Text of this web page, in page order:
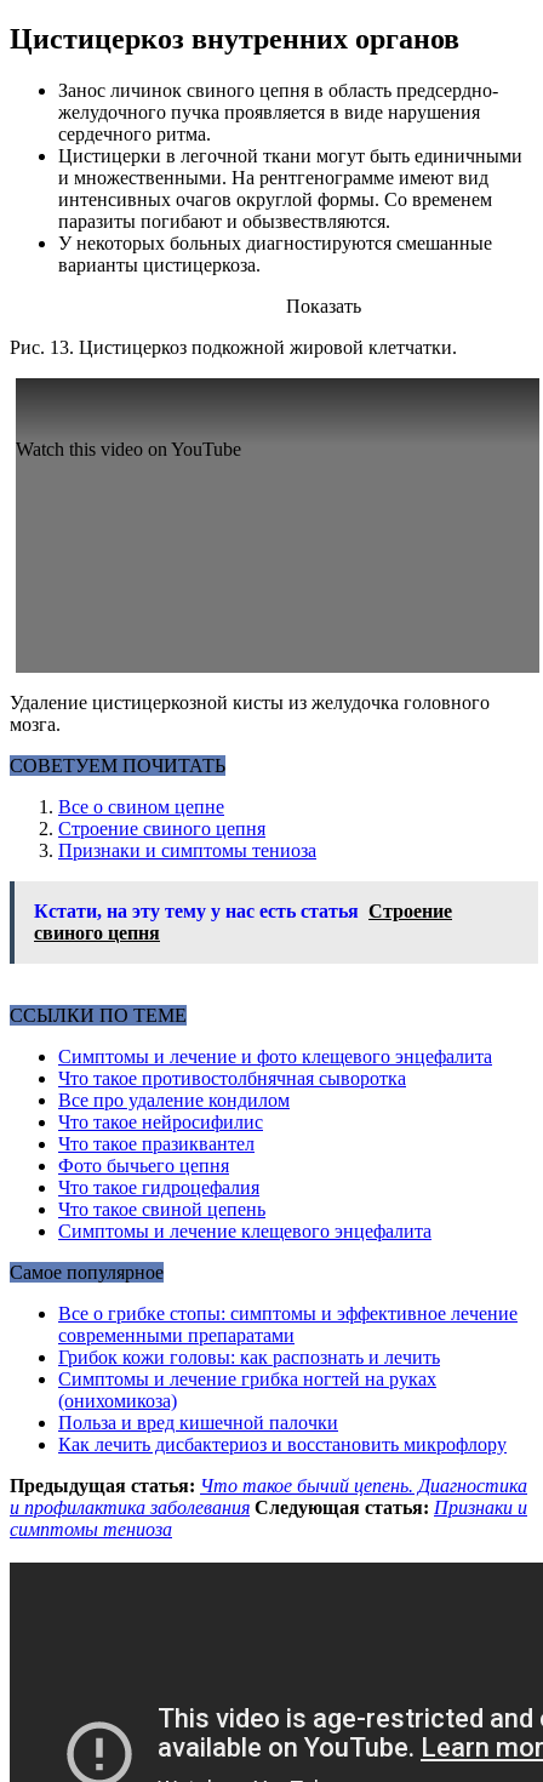
Цистицеркоз внутренних органов
Занос личинок свиного цепня в область предсердно-
желудочного пучка проявляется в виде нарушения
сердечного ритма.
Цистицерки в легочной ткани могут быть единичными
и множественными. На рентгенограмме имеют вид
интенсивных очагов округлой формы. Со временем
паразиты погибают и обызвествляются.
У некоторых больных диагностируются смешанные
варианты цистицеркоза.
Показать
Рис. 13. Цистицеркоз подкожной жировой клетчатки.
Watch this video on YouTube
Удаление цистицеркозной кисты из желудочка головного
мозга.
СОВЕТУЕМ ПОЧИТАТЬ
Все о свином цепне
Строение свиного цепня
Признаки и симптомы тениоза
Кстати, на эту тему у нас есть статья Строение
свиного цепня
ССЫЛКИ ПО ТЕМЕ
Симптомы и лечение и фото клещевого энцефалита
Что такое противостолбнячная сыворотка
Все про удаление кондилом
Что такое нейросифилис
Что такое празиквантел
Фото бычьего цепня
Что такое гидроцефалия
Что такое свиной цепень
Симптомы и лечение клещевого энцефалита
Самое популярное
Все о грибке стопы: симптомы и эффективное лечение
современными препаратами
Грибок кожи головы: как распознать и лечить
Симптомы и лечение грибка ногтей на руках
(онихомикоза)
Польза и вред кишечной палочки
Как лечить дисбактериоз и восстановить микрофлору
Предыдущая статья: Что такое бычий цепень. Диагностика
и профилактика заболевания Следующая статья: Признаки и
симптомы тениоза